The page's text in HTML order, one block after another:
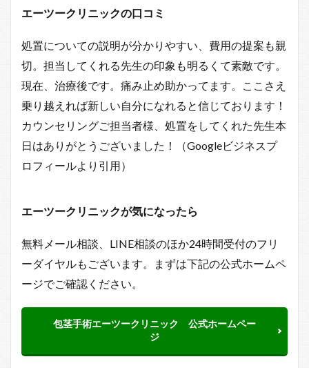
エーツークリニックの口コミ
処置についての説明が分かりやすい、費用の提案も親
切。担当してくれる先生の印象も明るくて素敵です。
現在、治療後です。痛み止め助かってます。ここさえ
乗り越えれば新しい自分になれると信じております！
カウンセリングご担当者様、処置をしてくれた先生本
日はありがとうございました！（Googleビジネスプ
ロフィールより引用）
エーツークリニックが気になったら
無料メール相談、LINE相談のほか24時間受付のフリ
ーダイヤルもございます。まずは下記の公式ホームペ
ージでご確認ください。
包茎手術エーツークリニック 公式ホームペー
ジ